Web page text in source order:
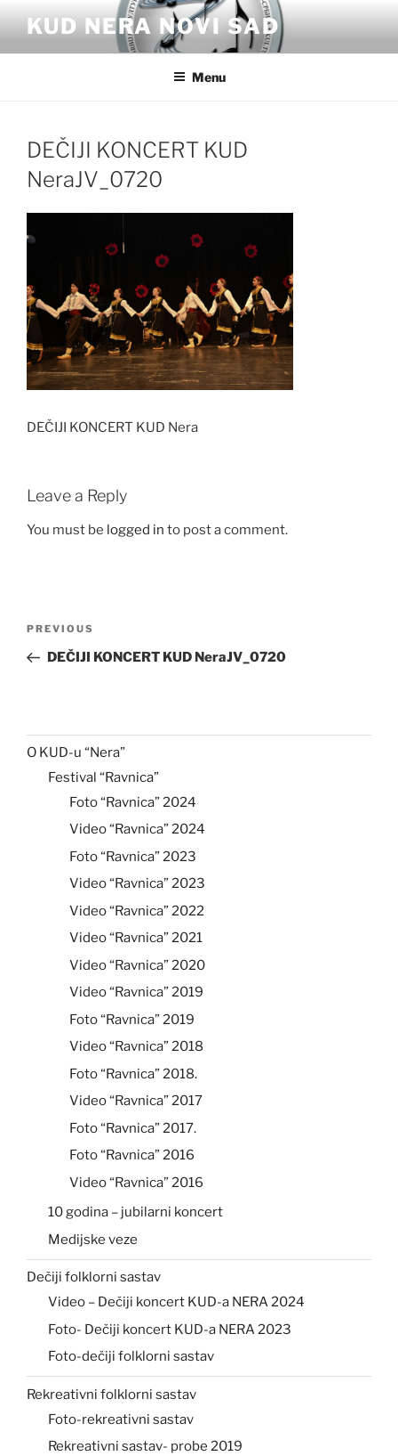
content
KUD NERA NOVI SAD
Menu
DEČIJI KONCERT KUD
NeraJV_0720
DEČIJI KONCERT KUD Nera
Leave a Reply
You must be logged in to post a comment.
navigation
Previous
Post
PREVIOUS
DEČIJI KONCERT KUD NeraJV_0720
O KUD-u “Nera”
Festival “Ravnica”
Foto “Ravnica” 2024
Video “Ravnica” 2024
Foto “Ravnica” 2023
Video “Ravnica” 2023
Video “Ravnica” 2022
Video “Ravnica” 2021
Video “Ravnica” 2020
Video “Ravnica” 2019
Foto “Ravnica” 2019
Video “Ravnica” 2018
Foto “Ravnica” 2018.
Video “Ravnica” 2017
Foto “Ravnica” 2017.
Foto “Ravnica” 2016
Video “Ravnica” 2016
10 godina – jubilarni koncert
Medijske veze
Dečiji folklorni sastav
Video – Dečiji koncert KUD-a NERA 2024
Foto- Dečiji koncert KUD-a NERA 2023
Foto-dečiji folklorni sastav
Rekreativni folklorni sastav
Foto-rekreativni sastav
Rekreativni sastav- probe 2019